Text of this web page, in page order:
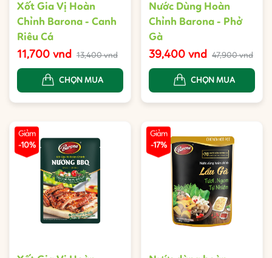
Xốt Gia Vị Hoàn
Chỉnh Barona - Canh
Riêu Cá
11,700 vnd 13,400 vnd
CHỌN MUA
Nước Dùng Hoàn
Chỉnh Barona - Phở
Gà
39,400 vnd 47,900 vnd
CHỌN MUA
Giảm
-10%
Giảm
-17%